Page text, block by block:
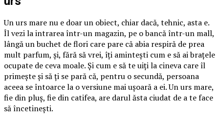
Un urs mare nu e doar un obiect, chiar dacă, tehnic, asta e.
Îl vezi la intrarea într-un magazin, pe o bancă într-un mall,
lângă un buchet de flori care pare că abia respiră de prea
mult parfum, și, fără să vrei, îți amintești cum e să ai brațele
ocupate de ceva moale. Și cum e să te uiți la cineva care îl
primește și să ți se pară că, pentru o secundă, persoana
aceea se întoarce la o versiune mai ușoară a ei. Un urs mare,
fie din pluș, fie din catifea, are darul ăsta ciudat de a te face
să încetinești.